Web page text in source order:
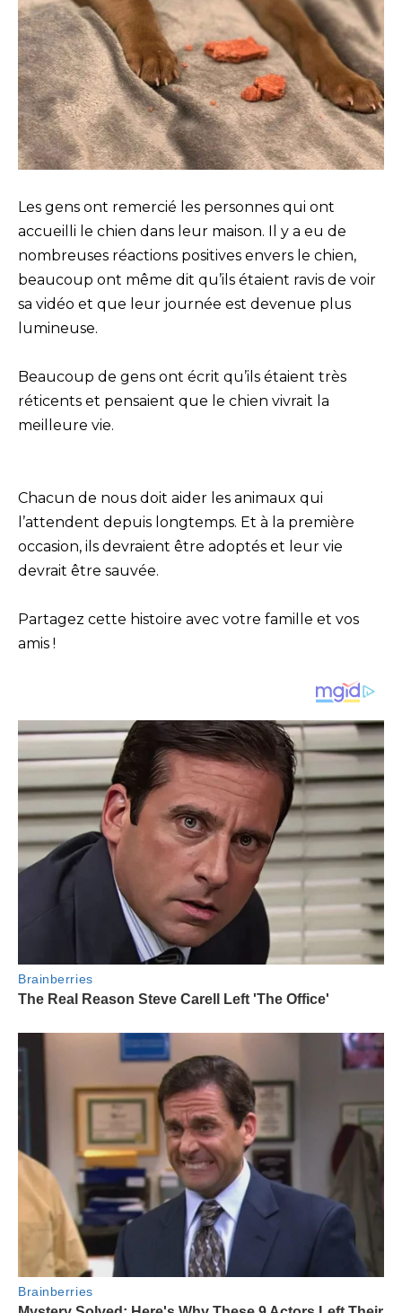
Les gens ont remercié les personnes qui ont
accueilli le chien dans leur maison. Il y a eu de
nombreuses réactions positives envers le chien,
beaucoup ont même dit qu’ils étaient ravis de voir
sa vidéo et que leur journée est devenue plus
lumineuse.
Beaucoup de gens ont écrit qu’ils étaient très
réticents et pensaient que le chien vivrait la
meilleure vie.
Chacun de nous doit aider les animaux qui
l’attendent depuis longtemps. Et à la première
occasion, ils devraient être adoptés et leur vie
devrait être sauvée.
Partagez cette histoire avec votre famille et vos
amis !